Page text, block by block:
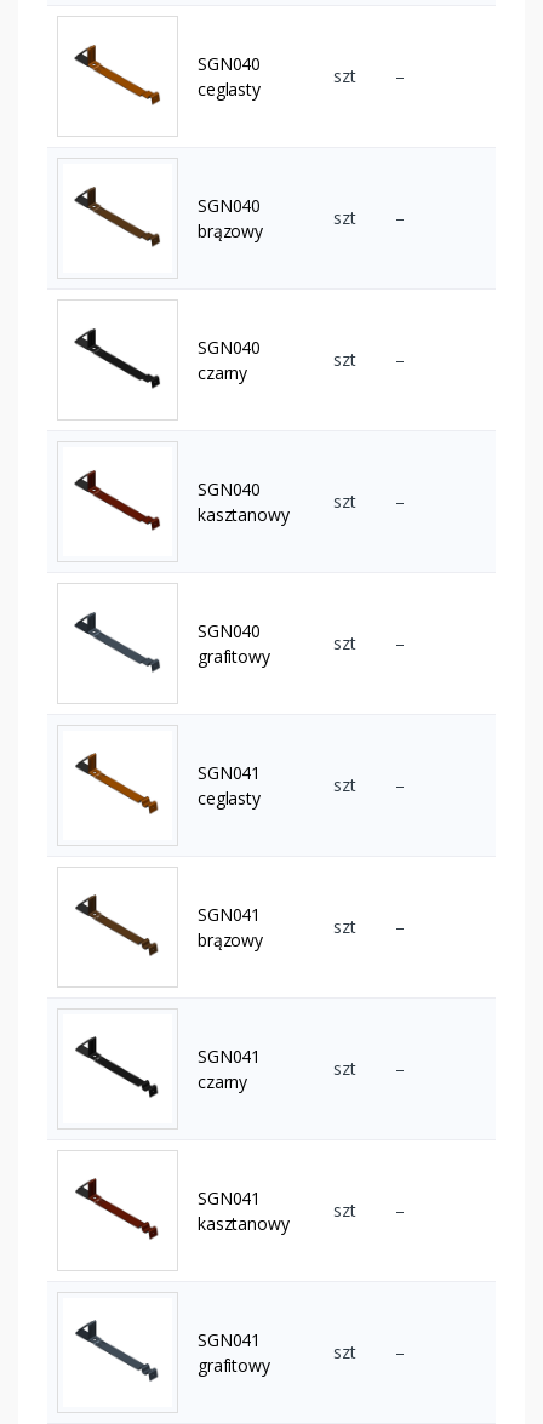
SGN040
ceglasty
szt –
SGN040
brązowy
szt –
SGN040
czarny
szt –
SGN040
kasztanowy
szt –
SGN040
grafitowy
szt –
SGN041
ceglasty
szt –
SGN041
brązowy
szt –
SGN041
czarny
szt –
SGN041
kasztanowy
szt –
SGN041
grafitowy
szt –